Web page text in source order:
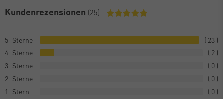
Kundenrezensionen (25)
5
23
4
2
3
0
2
0
1
0